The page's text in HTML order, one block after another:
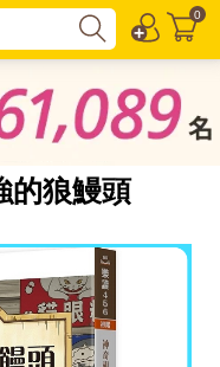
0
的狼鰻頭